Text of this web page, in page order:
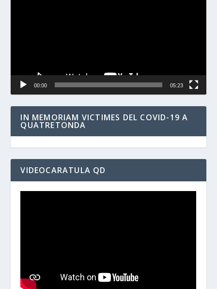
00:00 05:23
IN MEMORIAM VICTIMES DEL COVID-19 A
QUATRETONDA
VIDEOCARATULA QD